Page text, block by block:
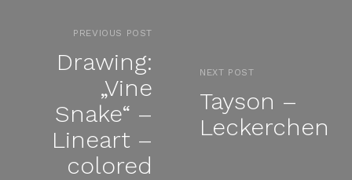
PREVIOUS POST
Drawing:
„Vine
Snake“ –
Lineart –
colored
NEXT POST
Tayson –
Leckerchen